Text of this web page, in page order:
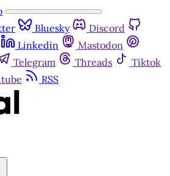
Bluesky
Discord
Linkedin
Mastodon
Telegram Threads
Tiktok
RSS